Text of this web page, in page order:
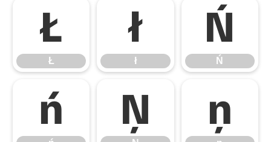
Ł
Ł
ł
ł
Ń
Ń
ń Ņ ņ